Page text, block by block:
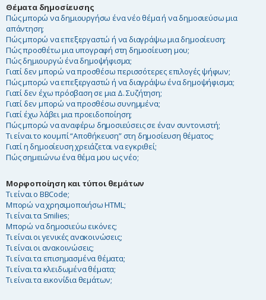
Θέματα δημοσίευσης
Πώς μπορώ να δημιουργήσω ένα νέο θέμα ή να δημοσιεύσω μια
απάντηση;
Πώς μπορώ να επεξεργαστώ ή να διαγράψω μια δημοσίευση;
Πώς προσθέτω μια υπογραφή στη δημοσίευση μου;
Πώς δημιουργώ ένα δημοψήφισμα;
Γιατί δεν μπορώ να προσθέσω περισσότερες επιλογές ψήφων;
Πώς μπορώ να επεξεργαστώ ή να διαγράψω ένα δημοψήφισμα;
Γιατί δεν έχω πρόσβαση σε μια Δ. Συζήτηση;
Γιατί δεν μπορώ να προσθέσω συνημμένα;
Γιατί έχω λάβει μια προειδοποίηση;
Πώς μπορώ να αναφέρω δημοσιεύσεις σε έναν συντονιστή;
Τι είναι το κουμπί “Αποθήκευση” στη δημοσίευση θέματος;
Γιατί η δημοσίευση χρειάζεται να εγκριθεί;
Πώς σημειώνω ένα θέμα μου ως νέο;
Μορφοποίηση και τύποι θεμάτων
Τι είναι ο BBCode;
Μπορώ να χρησιμοποιήσω HTML;
Τι είναι τα Smilies;
Μπορώ να δημοσιεύω εικόνες;
Τι είναι οι γενικές ανακοινώσεις;
Τι είναι οι ανακοινώσεις;
Τι είναι τα επισημασμένα θέματα;
Τι είναι τα κλειδωμένα θέματα;
Τι είναι τα εικονίδια θεμάτων;